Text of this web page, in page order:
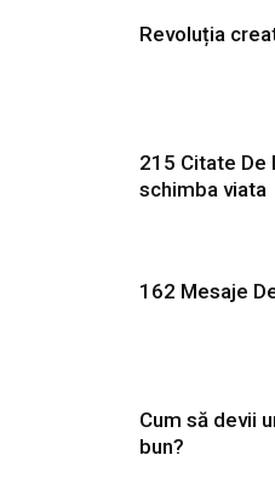
Revoluția
215 Citate De
schimba viata
162 Mesaje
Cum să devii
bun?